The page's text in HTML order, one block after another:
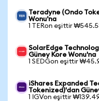
Teradyne (Ondo
Wonu'na
1 TERon eşittir
SolarEdge
Güney Kore Wonu'na
1 SEDGon eşittir
iShares Expanded
Tokenized)'dan
1 IGVon eşittir